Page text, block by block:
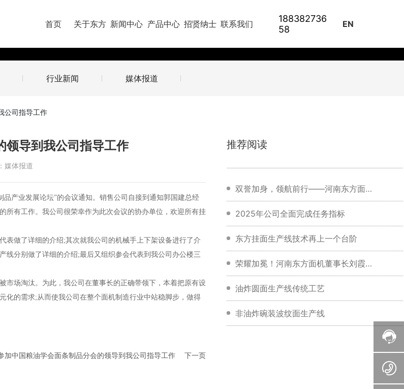
首页 关于东方 新闻中心 产品中心 招贤纳士 联系我们
188382736
58
EN
行业新闻 媒体报道
公司指导工作
领导到我公司指导工作
媒体报道
产业发展论坛”的会议通知。销售公司自接到通知郭国建总经
所有工作。我公司很荣幸作为此次会议的协办单位，欢迎所有挂
做了详细的介绍;其次就我公司的机械手上下架设备进行了介
线分别做了详细的介绍;最后又组织参会代表到我公司办公楼三
场淘汰。为此，我公司在董事长的正确带领下，本着把原有设
化的需求;从而使我公司在整个面机制造行业中站稳脚步，做得
加中国粮油学会面条制品分会的领导到我公司指导工作 下一页
推荐阅读
双誉加身，领航前行——河南东方面机
集团有限公司与董事长刘霞女士荣膺行
业领军企业和行业领军女性奖项
2025年公司全面完成任务指标
东方挂面生产线技术再上一个台阶
荣耀加冕！河南东方面机董事长刘霞女
士荣膺郑州市推进经济社会高质量发展
先进个人
油炸圆面生产线传统工艺
非油炸碗装波纹面生产线